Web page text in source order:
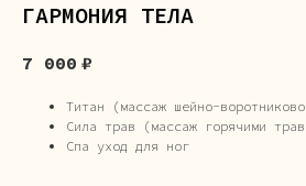
ГАРМОНИЯ ТЕЛА
7 000 ₽
Титан (массаж шейно-
Сила трав (массаж горячими
Спа уход для ног